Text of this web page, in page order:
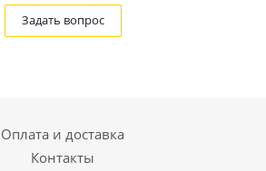
Задать вопрос
Оплата и доставка
Контакты